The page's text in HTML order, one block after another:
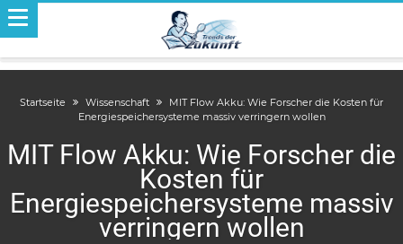
Startseite Wissenschaft
MIT Flow Akku: Wie Forscher die Kosten für
Energiespeichersysteme massiv verringern wollen
MIT Flow Akku: Wie Forscher die
Kosten für
Energiespeichersysteme massiv
verringern wollen